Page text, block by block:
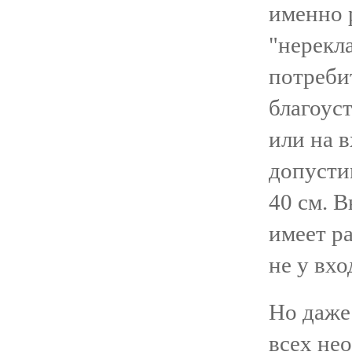
именно
или на
40 см.
имеет
не у
Но даже
всех